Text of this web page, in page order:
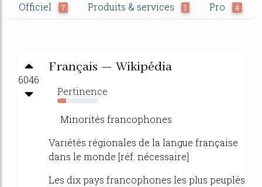
Officiel 7 Produits & services 1 Pro 4
6046
Français — Wikipédia
Pertinence
21%
Minorités francophones
Variétés régionales de la langue française
dans le monde [réf. nécessaire]
Les dix pays francophones les plus peuplés